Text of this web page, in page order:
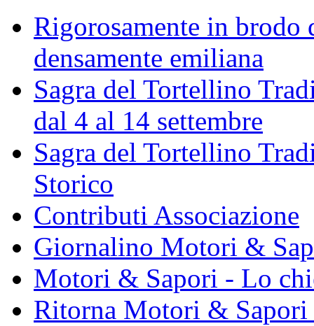
Rigorosamente in brodo
densamente emiliana
Sagra del Tortellino
dal 4 al 14 settembre
Sagra del Tortellino
Storico
Contributi Associazione
Giornalino Motori &
Motori & Sapori - Lo
Ritorna Motori & Sapori